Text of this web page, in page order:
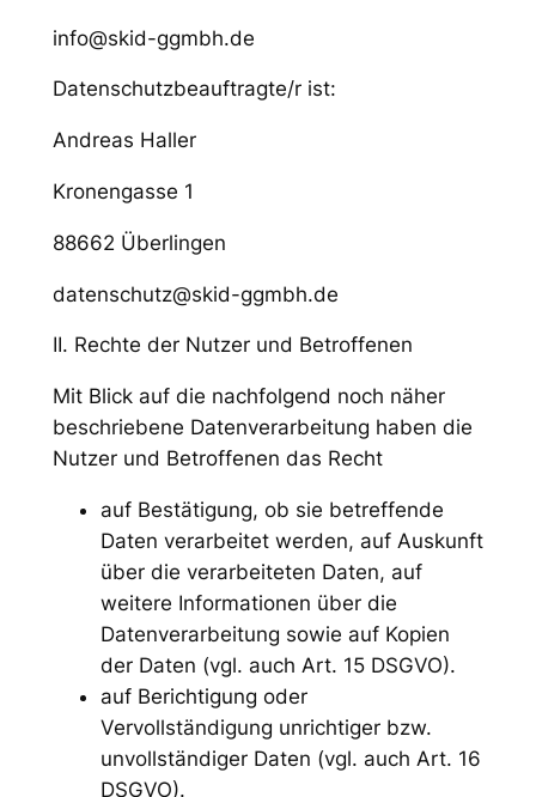
info@skid-ggmbh.de
Datenschutzbeauftragte/r ist:
Andreas Haller
Kronengasse 1
88662 Überlingen
datenschutz@skid-ggmbh.de
II. Rechte der Nutzer und Betroffenen
Mit Blick auf die nachfolgend noch näher
beschriebene Datenverarbeitung haben die
Nutzer und Betroffenen das Recht
auf Bestätigung, ob sie betreffende
Daten verarbeitet werden, auf Auskunft
über die verarbeiteten Daten, auf
weitere Informationen über die
Datenverarbeitung sowie auf Kopien
der Daten (vgl. auch Art. 15 DSGVO).
auf Berichtigung oder
Vervollständigung unrichtiger bzw.
unvollständiger Daten (vgl. auch Art. 16
DSGVO).